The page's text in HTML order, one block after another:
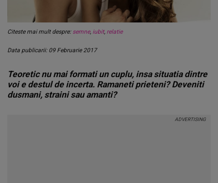
Citeste mai mult despre: semne, iubit, relatie
Data publicarii: 09 Februarie 2017
Teoretic nu mai formati un cuplu, insa situatia dintre
voi e destul de incerta. Ramaneti prieteni? Deveniti
dusmani, straini sau amanti?